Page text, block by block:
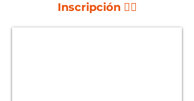
Inscripción 👇🏼